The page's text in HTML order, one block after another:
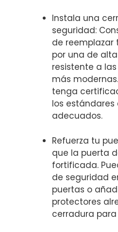
Instala ‌una
seguridad:
de​
por una ‌de⁤
resistente a
más
tenga
los
adecuados.
Refuerza⁢ tu
que la puerta‍
fortificada.
de ​seguridad
puertas o
protectores
cerradura